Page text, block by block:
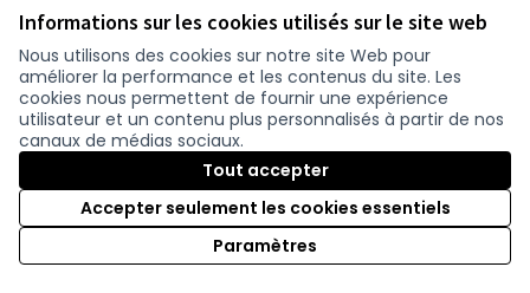
Informations sur les cookies utilisés sur le site web
Nous utilisons des cookies sur notre site Web pour
améliorer la performance et les contenus du site. Les
cookies nous permettent de fournir une expérience
utilisateur et un contenu plus personnalisés à partir de nos
canaux de médias sociaux.
Tout accepter
Accepter seulement les cookies essentiels
Paramètres
Demain? Une route fleurie au fauchage très
limité
Vincent 0